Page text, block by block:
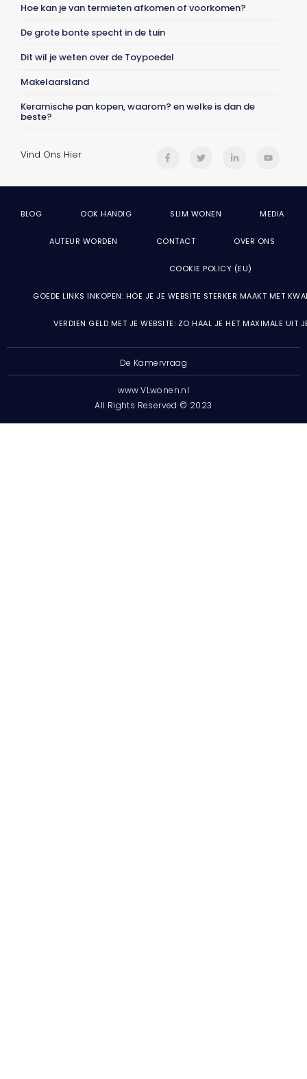
Hoe kan je van termieten afkomen of voorkomen?
De grote bonte specht in de tuin
Dit wil je weten over de Toypoedel
Makelaarsland
Keramische pan kopen, waarom? en welke is dan de
beste?
Vind Ons Hier
BLOG OOK HANDIG SLIM WONEN MEDIA
AUTEUR WORDEN CONTACT OVER ONS
COOKIE POLICY (EU)
GOEDE LINKS INKOPEN: HOE JE JE WEBSITE STERKER MAAKT MET
VERDIEN GELD MET JE WEBSITE: ZO HAAL JE HET MAXIMALE UIT
De Kamervraag
www.VLwonen.nl
All Rights Reserved © 2023